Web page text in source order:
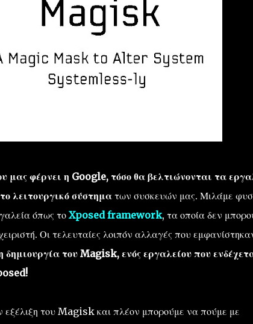
μας φέρνει η Google, τόσο θα βελτιώνονται τα
λειτουργικό σύστηματων συσκευών μας. Μιλάμε
όπως τοXposed framework, τα οποία δεν
Οι τελευταίες λοιπόν αλλαγές που
δημιουργία του Magisk, ενός εργαλείου που
του Magisk και πλέον μπορούμε να πούμε με